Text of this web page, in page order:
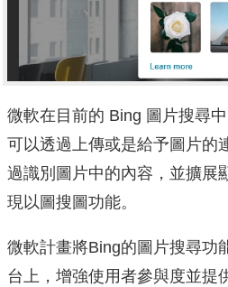
微軟在目前的 Bing 圖片搜尋
可以透過上傳或是給予圖片的
過識別圖片中的內容，並擴展
現以圖搜圖功能。
微軟計畫將Bing的圖片搜尋功
台上，增強使用者參與度並提